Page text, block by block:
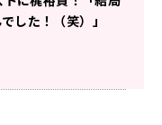
した！（笑）」